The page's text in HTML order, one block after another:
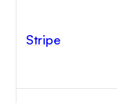
Stripe